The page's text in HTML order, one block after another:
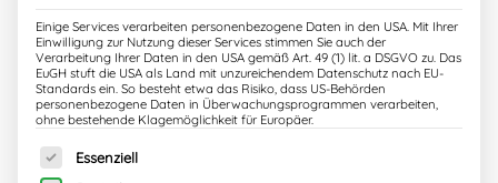
Einige Services verarbeiten personenbezogene Daten in den USA. Mit Ihrer
Einwilligung zur Nutzung dieser Services stimmen Sie auch der
Verarbeitung Ihrer Daten in den USA gemäß Art. 49 (1) lit. a DSGVO zu. Das
EuGH stuft die USA als Land mit unzureichendem Datenschutz nach EU-
Standards ein. So besteht etwa das Risiko, dass US-Behörden
personenbezogene Daten in Überwachungsprogrammen verarbeiten,
ohne bestehende Klagemöglichkeit für Europäer.
Es folgt eine Liste der Service-Gruppen, für die eine
Essenziell